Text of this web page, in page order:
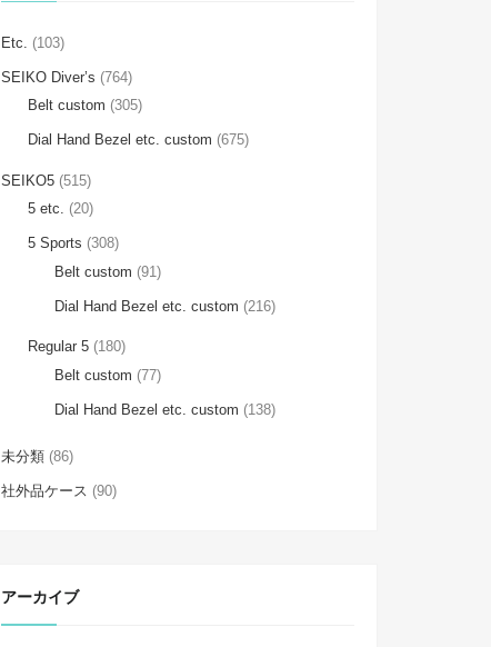
Etc. (103)
SEIKO Diver’s (764)
Belt custom (305)
Dial Hand Bezel etc. custom (675)
SEIKO5 (515)
5 etc. (20)
5 Sports (308)
Belt custom (91)
Dial Hand Bezel etc. custom (216)
Regular 5 (180)
Belt custom (77)
Dial Hand Bezel etc. custom (138)
未分類 (86)
社外品ケース (90)
アーカイブ